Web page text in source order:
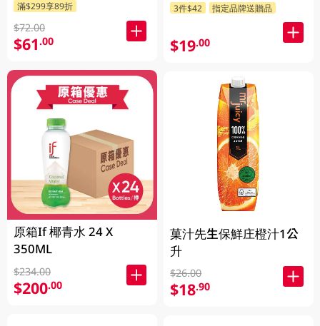
滿$299享89折
$72.00
$61.00
原箱If 椰青水 24 X
350ML
$234.00
$200.00
3件$42 指定品牌送贈品
$19.00
菓汁先生保鮮庄橙汁1公
升
$26.00
$18.90